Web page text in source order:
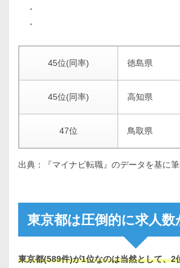
・
・
45位(同率) 徳島県
45位(同率) 高知県
47位 鳥取県
出典：『マイナビ転職』のデータを基に
東京都は圧倒的に求人数
東京都(589件)が1位なのは当然として、2